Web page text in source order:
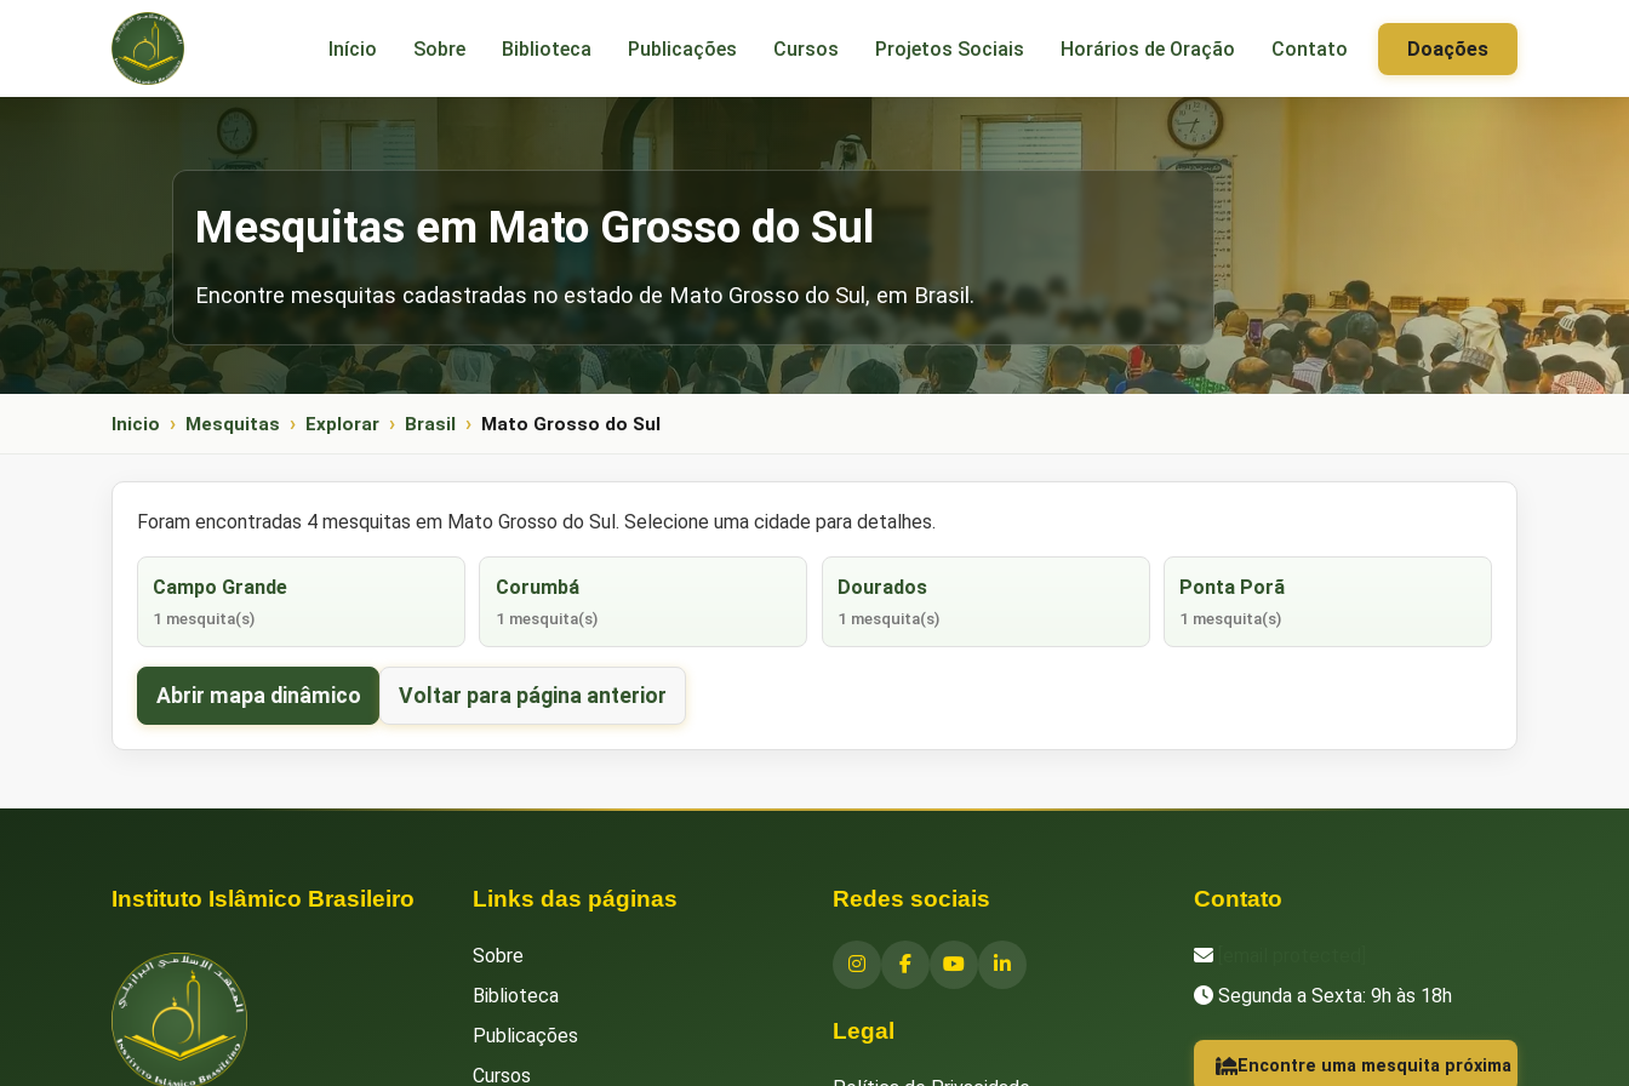
Início Sobre Biblioteca Publicações Cursos Projetos Sociais Horários de Oração Contato Doações
Mesquitas em Mato Grosso do Sul
Encontre mesquitas cadastradas no estado de Mato Grosso do Sul, em Brasil.
Inicio Mesquitas Explorar Brasil Mato Grosso do Sul
Foram encontradas 4 mesquitas em Mato Grosso do Sul. Selecione uma cidade para detalhes.
Campo Grande
1 mesquita(s)
Corumbá
1 mesquita(s)
Dourados
1 mesquita(s)
Ponta Porã
1 mesquita(s)
Abrir mapa dinâmico Voltar para página anterior
Instituto Islâmico Brasileiro Links das páginas
Sobre
Biblioteca
Publicações
Cursos
Redes sociais
Legal
Contato
Segunda a Sexta: 9h às 18h
Encontre uma mesquita próxima